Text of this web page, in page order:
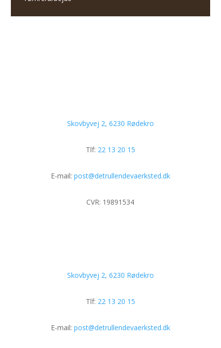
Skovbyvej 2, 6230 Rødekro
Tlf: 22 13 20 15
E-mail: post@detrullendevaerksted.dk
CVR: 19891534
Skovbyvej 2, 6230 Rødekro
Tlf: 22 13 20 15
E-mail: post@detrullendevaerksted.dk